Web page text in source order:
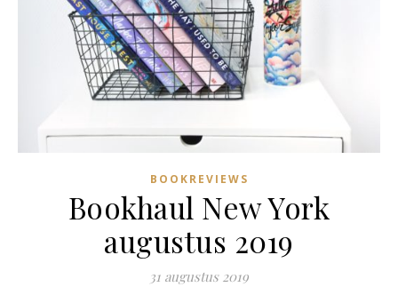
BOOKREVIEWS
Bookhaul New York
augustus 2019
31 augustus 2019